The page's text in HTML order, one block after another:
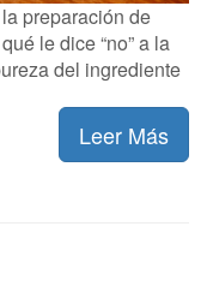
preparación de
le dice “no” a la
del ingrediente
Leer Más